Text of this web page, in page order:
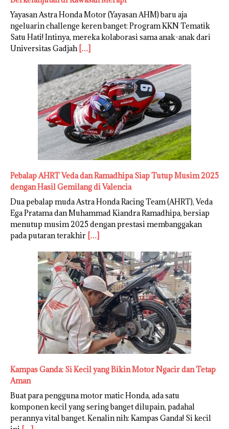
Yayasan Astra Honda Motor (Yayasan AHM) baru aja
ngeluarin challenge keren banget: Program KKN Tematik
Satu Hati! Intinya, mereka kolaborasi sama anak-anak dari
Universitas Gadjah […]
Pebalap AHRT Veda dan Ramadhipa Siap Tutup Musim 2025
dengan Hasil Gemilang di Valencia
Dua pebalap muda Astra Honda Racing Team (AHRT), Veda
Ega Pratama dan Muhammad Kiandra Ramadhipa, bersiap
menutup musim 2025 dengan prestasi membanggakan
pada putaran terakhir […]
Kampas Ganda: Si Kecil yang Bikin Motor Ngacir dan Tetap
Aman
Buat para pengguna motor matic Honda, ada satu
komponen kecil yang sering banget dilupain, padahal
perannya vital banget. Kenalin nih: Kampas Ganda! Si kecil